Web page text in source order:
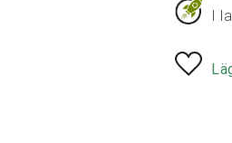
I